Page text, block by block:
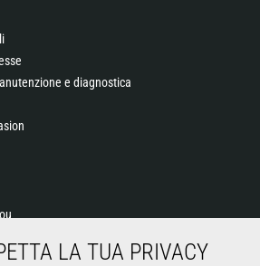
e diagnostica
LA TUA PRIVACY